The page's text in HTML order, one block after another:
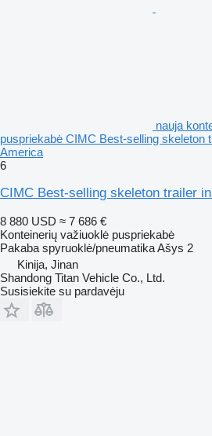
nauja
puspriekabė CIMC Best-selling skeleton
America
6
CIMC Best-selling skeleton trailer
8 880 USD ≈ 7 686 €
Konteinerių važiuoklė puspriekabė
Pakaba spyruoklė/pneumatikaAšys 2
Kinija, Jinan
Shandong Titan Vehicle Co., Ltd.
Susisiekite su pardavėju